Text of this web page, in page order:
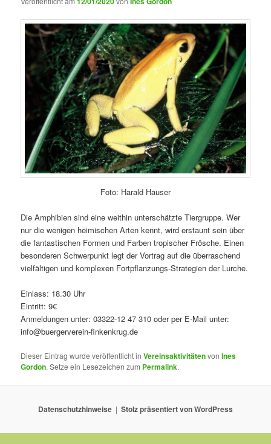
Foto: Harald Hauser
Die Amphibien sind eine weithin unterschätzte Tiergruppe. Wer
nur die wenigen heimischen Arten kennt, wird erstaunt sein über
die fantastischen Formen und Farben tropischer Frösche. Einen
besonderen Schwerpunkt legt der Vortrag auf die überraschend
vielfältigen und komplexen Fortpflanzungs-Strategien der Lurche.
Einlass: 18.30 Uhr
Eintritt: 9€
Anmeldungen unter: 03322-12 47 310 oder per E-Mail unter:
info@buergerverein-finkenkrug.de
Dieser Eintrag wurde veröffentlicht inVereinsaktivitätenvonInes
Gordon. Setze ein Lesezeichen zum Permalink.
Datenschutzhinweise Stolz präsentiert von WordPress